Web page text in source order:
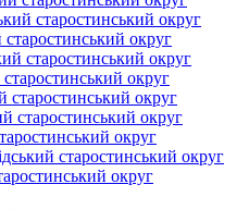
старостинський округ
округ
старостинський округ
округ
старостинський округ
старостинський округ
округ
старостинський округ
округ